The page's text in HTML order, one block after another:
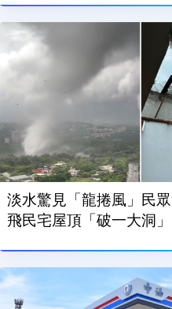
淡水驚見「龍捲風」民
飛民宅屋頂「破一大洞」